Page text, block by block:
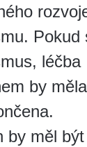
Pokud
léčba
by
by měl